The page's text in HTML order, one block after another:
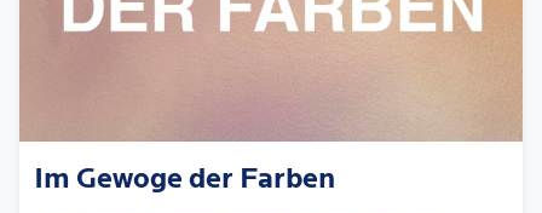
Im Gewoge der Farben